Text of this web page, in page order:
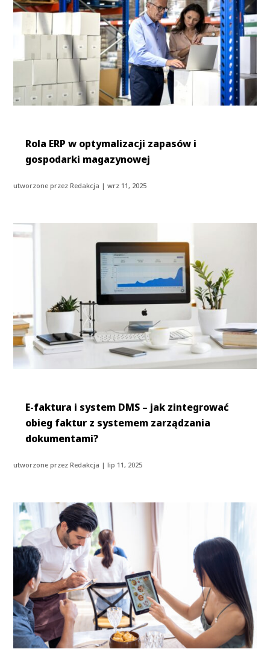
Rola ERP w optymalizacji zapasów i
gospodarki magazynowej
utworzone przezRedakcja |wrz 11, 2025
E-faktura i system DMS – jak zintegrować
obieg faktur z systemem zarządzania
dokumentami?
utworzone przezRedakcja |lip 11, 2025